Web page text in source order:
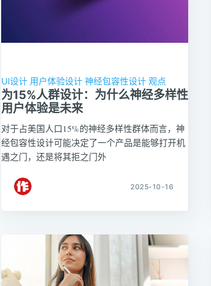
UI设计 用户体验设计 神经包容性设计 观点
为15%人群设计：为什么神经多样性
用户体验是未来
对于占美国人口15%的神经多样性群体而言，神
经包容性设计可能决定了一个产品是能够打开机
遇之门，还是将其拒之门外
2025-10-16